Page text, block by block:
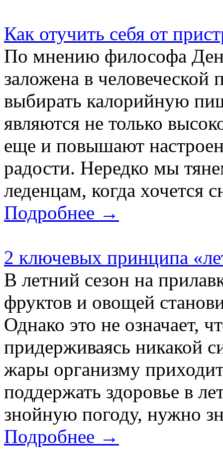
Как отучить себя от
По мнению философа
заложена в человеческой
выбирать калорийную
являются не только
еще и повышают
радости. Нередко мы
леденцам, когда хочется
Подробнее →
2 ключевых принципа
В летний сезон на
фруктов и овощей
Однако это не означает,
придерживаясь никакой
жары организму
поддержать здоровье в
знойную погоду, нужно
Подробнее →